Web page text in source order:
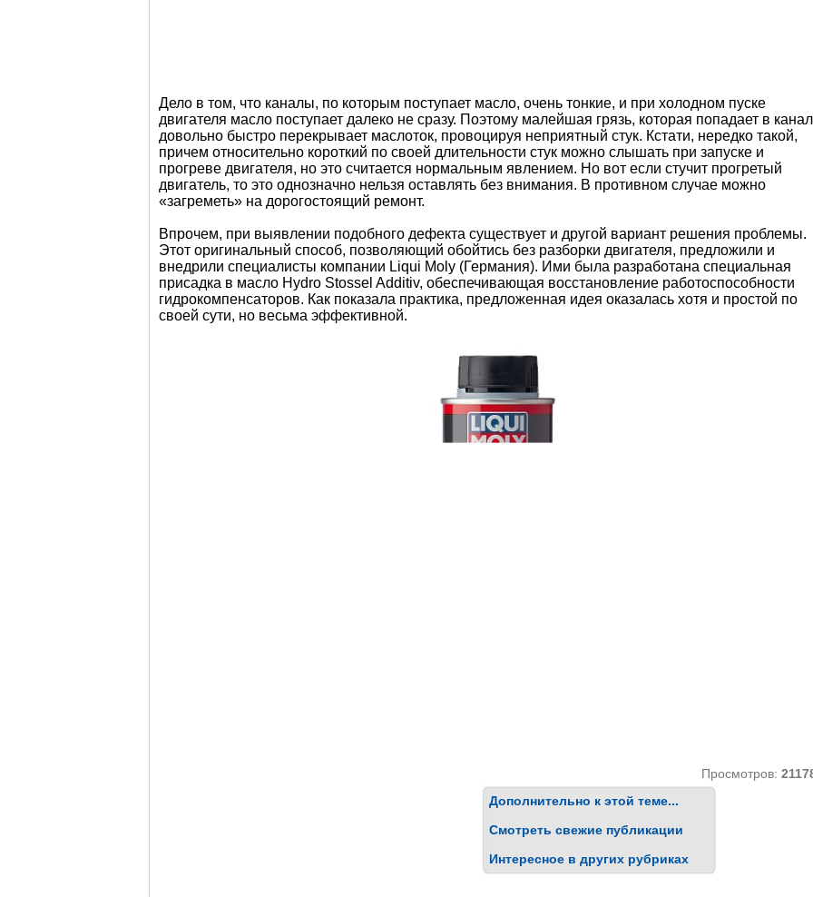
Дело в том, что каналы, по которым поступает масло, очень тонкие, и при холодном пуске
двигателя масло поступает далеко не сразу. Поэтому малейшая грязь, которая попадает в
довольно быстро перекрывает маслоток, провоцируя неприятный стук. Кстати, нередко такой,
причем относительно короткий по своей длительности стук можно слышать при запуске и
прогреве двигателя, но это считается нормальным явлением. Но вот если стучит прогретый
двигатель, то это однозначно нельзя оставлять без внимания. В противном случае можно
«загреметь» на дорогостоящий ремонт.
Впрочем, при выявлении подобного дефекта существует и другой вариант решения проблемы.
Этот оригинальный способ, позволяющий обойтись без разборки двигателя, предложили и
внедрили специалисты компании Liqui Moly (Германия). Ими была разработана специальная
присадка в масло Hydro Stossel Additiv, обеспечивающая восстановление работоспособности
гидрокомпенсаторов. Как показала практика, предложенная идея оказалась хотя и простой по
своей сути, но весьма эффективной.
Просмотров:
Дополнительно к этой теме...
Смотреть свежие публикации
Интересное в других рубриках